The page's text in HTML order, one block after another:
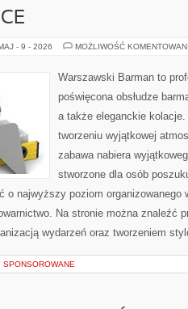
- 9 - 2026 MOŻLIWOŚĆ
Warszawski Barman to
poświęcona obsłudze
a także eleganckie
tworzeniu wyjątkowej
zabawa nabiera
stworzone dla osób
o najwyższy poziom organizowanego
Na stronie można znaleźć
wydarzeń oraz tworzeniem
SPONSOROWANE